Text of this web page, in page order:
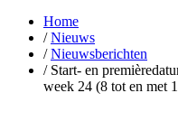
Home
/ Nieuws
/ Nieuwsberichten
/ Start- en
week 24 (8 tot en met